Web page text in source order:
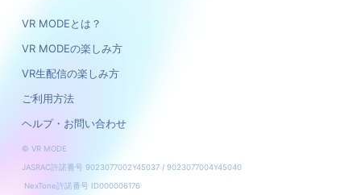
VR MODEとは？
VR MODEの楽しみ方
VR生配信の楽しみ方
ご利用方法
ヘルプ・お問い合わせ
© VR MODE
JASRAC許諾番号 9023077002Y45037 / 9023077004Y45040
NexTone許諾番号 ID000006176